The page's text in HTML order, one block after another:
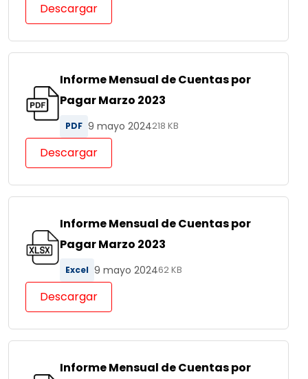
Descargar
Informe Mensual de Cuentas por
Pagar Marzo 2023
PDF 9 mayo 2024218 KB
Descargar
Informe Mensual de Cuentas por
Pagar Marzo 2023
Excel 9 mayo 202462 KB
Descargar
Informe Mensual de Cuentas por